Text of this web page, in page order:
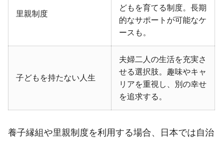
里親制度
どもを育てる制度。長期
的なサポートが可能なケ
ースも。
子どもを持たない人生
夫婦二人の生活を充実さ
せる選択肢。趣味やキャ
リアを重視し、別の幸せ
を追求する。
養子縁組や里親制度を利用する場合、日本では自治